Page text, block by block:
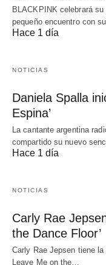
BLACKPINK celebrará
pequeño encuentro con
Hace 1 día
NOTICIAS
Daniela Spalla
Espina’
La cantante argentina
compartido su nuevo
Hace 1 día
NOTICIAS
Carly Rae
the Dance Floor’
Carly Rae Jepsen tiene
Leave Me on the…